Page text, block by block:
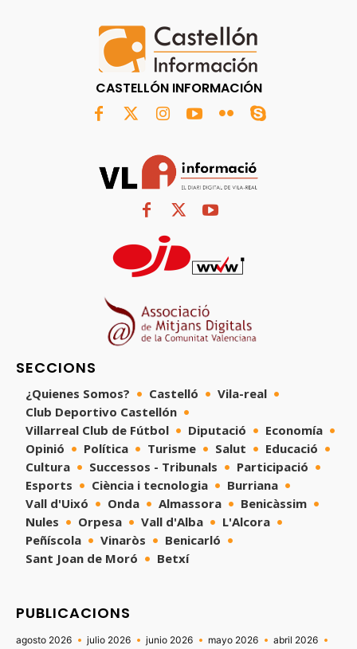
CASTELLÓN INFORMACIÓN
SECCIONS
¿Quienes Somos? Castelló
Vila-real
Club Deportivo Castellón
Villarreal Club de Fútbol
Diputació
Economía
Opinió
Política Turisme Salut
Educació
Cultura
Successos - Tribunals
Participació
Esports
Ciència i tecnologia
Burriana
Vall d'Uixó
Onda Almassora
Benicàssim
Nules
Orpesa Vall d'Alba
L'Alcora
Peñíscola
Vinaròs
Benicarló
Sant Joan de Moró
Betxí
PUBLICACIONS
agosto 2026 julio 2026 junio 2026 mayo 2026
abril 2026